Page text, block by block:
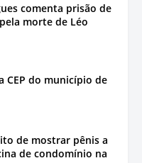
comenta prisão de
morte de Léo
CEP do município de
de mostrar pênis a
de condomínio na